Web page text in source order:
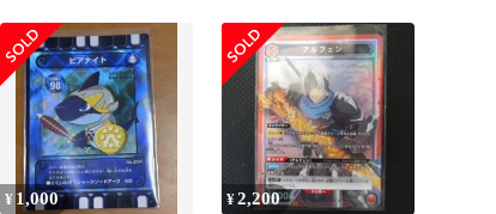
¥ 1,000 ¥2,200